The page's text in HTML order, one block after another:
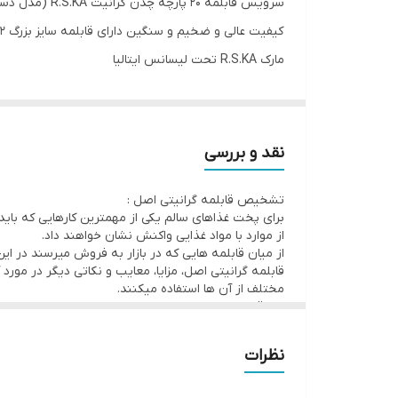
کیفیت عالی و ضخیم‌ و سنگین دارای قابلمه سایز بزرگ ۳۲ سانتیمتری
مارک R.S.KA تحت لیسانس ایتالیا
تابه رژیمی سایز ۳۲ سانتیمتری
سرویس ۷پارچه کفگیر ملاقه
دارای نشان استاندارد
تنوع رنگ مشکی
جهت استعلام قیمت عمده تماس بگیرید
نقد و بررسی
تشخیص قابلمه گرانیتی اصل :
برای پخت غذاهای سالم یکی از مهمترین کارهایی که
از موارد با مواد غذایی واکنش نشان خواهند داد.
از میان قابلمه هایی که در بازار به فروش میرسند
قابلمه گرانیتی اصل، مزایا، معایب و نکاتی دیگر در
مختلف از آن ها استفاده میکنند.
این قابلمه ها از چند لایه ی مختلف ساخته شده اند.
با توجه به اهمیتی که ظروف نچسب در آشپزی دارند و
برایمان پدیدآورند، یک ضرورت غیرقابل‌اجتناب است.
نظرات